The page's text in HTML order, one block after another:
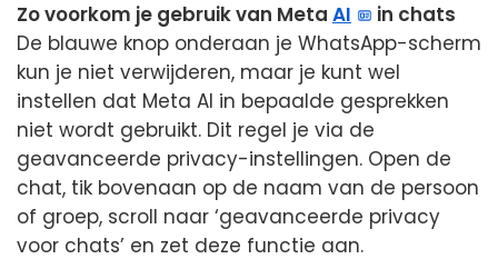
Zo voorkom je gebruik van Meta AI
in chats
De blauwe knop onderaan je WhatsApp-scherm
kun je niet verwijderen, maar je kunt wel
instellen dat Meta AI in bepaalde gesprekken
niet wordt gebruikt. Dit regel je via de
geavanceerde privacy-instellingen. Open de
chat, tik bovenaan op de naam van de persoon
of groep, scroll naar ‘geavanceerde privacy
voor chats’ en zet deze functie aan.